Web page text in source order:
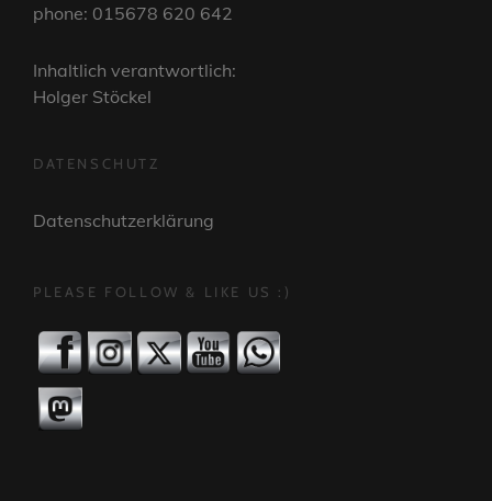
phone: 015678 620 642
Inhaltlich verantwortlich:
Holger Stöckel
DATENSCHUTZ
Datenschutzerklärung
PLEASE FOLLOW & LIKE US :)